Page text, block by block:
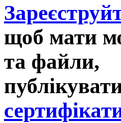
щоб мати
та файли,